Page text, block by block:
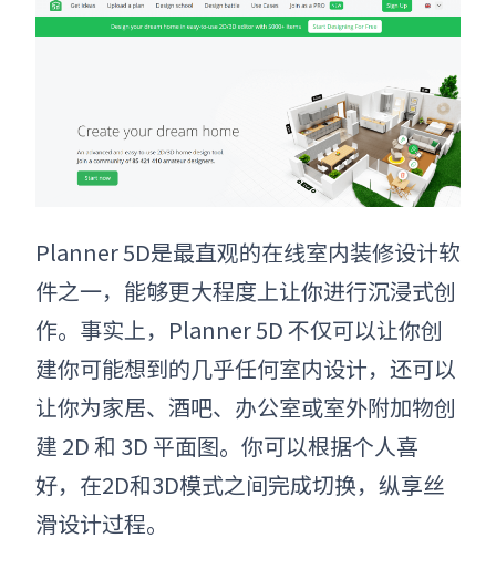
Planner 5D是最直观的在线室内装修设计软
件之一，能够更大程度上让你进行沉浸式创
作。事实上，Planner 5D 不仅可以让你创
建你可能想到的几乎任何室内设计，还可以
让你为家居、酒吧、办公室或室外附加物创
建 2D 和 3D 平面图。你可以根据个人喜
好，在2D和3D模式之间完成切换，纵享丝
滑设计过程。